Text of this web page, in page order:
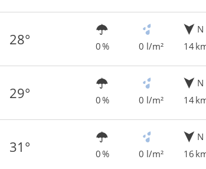
28° 0 % 0 l/m²
N
14
29° 0 % 0 l/m²
N
14
31° 0 % 0 l/m²
N
16